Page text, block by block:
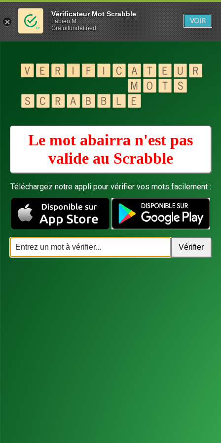
Le mot abairra n'est pas
valide au Scrabble
Téléchargez notre appli pour vérifier vos mots facilement :
Vérificateur Mot Scrabble
Fabien M
Gratuitundefined
VOIR